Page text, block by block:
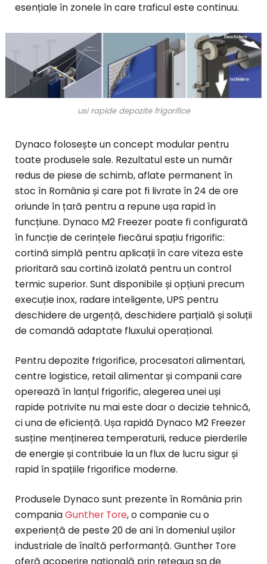
esențiale în zonele în care traficul este continuu.
usi rapide depozite frigorifice
Dynaco folosește un concept modular pentru
toate produsele sale. Rezultatul este un număr
redus de piese de schimb, aflate permanent în
stoc în România și care pot fi livrate în 24 de ore
oriunde în țară pentru a repune ușa rapid în
funcțiune. Dynaco M2 Freezer poate fi configurată
în funcție de cerințele fiecărui spațiu frigorific:
cortină simplă pentru aplicații în care viteza este
prioritară sau cortină izolată pentru un control
termic superior. Sunt disponibile și opțiuni precum
execuție inox, radare inteligente, UPS pentru
deschidere de urgență, deschidere parțială și soluții
de comandă adaptate fluxului operațional.
Pentru depozite frigorifice, procesatori alimentari,
centre logistice, retail alimentar și companii care
operează în lanțul frigorific, alegerea unei uși
rapide potrivite nu mai este doar o decizie tehnică,
ci una de eficiență. Ușa rapidă Dynaco M2 Freezer
susține menținerea temperaturii, reduce pierderile
de energie și contribuie la un flux de lucru sigur și
rapid în spațiile frigorifice moderne.
Produsele Dynaco sunt prezente în România prin
companiaGunther Tore, o companie cu o
experiență de peste 20 de ani în domeniul ușilor
industriale de înaltă performanță. Gunther Tore
oferă acoperire națională prin rețeaua sa de